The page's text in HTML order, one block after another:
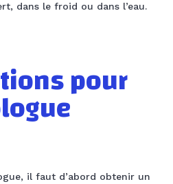
dans le froid ou dans l’eau.
pour
il faut d’abord obtenir un